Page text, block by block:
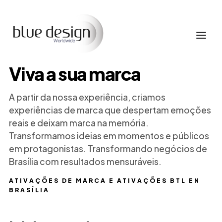
ATIVAÇÕES DE MARCA E ATIVAÇÕES BTL EN
BRASÍLIA
Viva a sua marca
A partir da nossa experiência, criamos
experiências de marca que despertam emoções
reais e deixam marca na memória.
Transformamos ideias em momentos e públicos
em protagonistas. Transformando negócios de
Brasília com resultados mensuráveis.